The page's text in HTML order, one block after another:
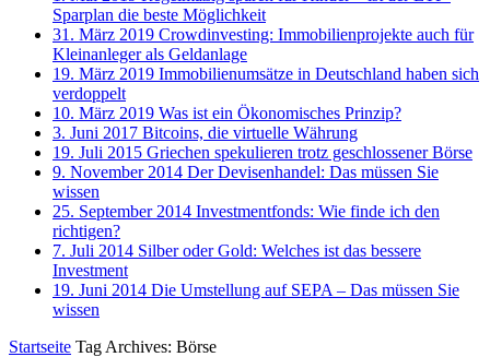
Sparplan die beste Möglichkeit
31. März 2019 Crowdinvesting: Immobilienprojekte auch für
Kleinanleger als Geldanlage
19. März 2019 Immobilienumsätze in Deutschland haben sich
verdoppelt
10. März 2019 Was ist ein Ökonomisches Prinzip?
3. Juni 2017 Bitcoins, die virtuelle Währung
19. Juli 2015 Griechen spekulieren trotz geschlossener Börse
9. November 2014 Der Devisenhandel: Das müssen Sie
wissen
25. September 2014 Investmentfonds: Wie finde ich den
richtigen?
7. Juli 2014 Silber oder Gold: Welches ist das bessere
Investment
19. Juni 2014 Die Umstellung auf SEPA – Das müssen Sie
wissen
Startseite Tag Archives: Börse